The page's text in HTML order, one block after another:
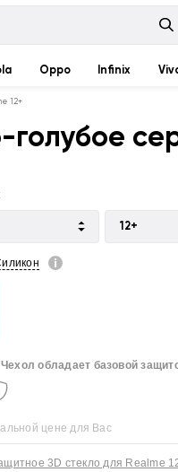
Oppo Infinix
12+
голубое
12+
Чехол обладает базовой
цене для Вас
3D стекло для Realme